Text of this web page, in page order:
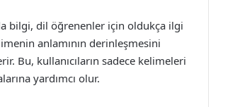
bilgi, dil öğrenenler için oldukça ilgi
anlamının derinleşmesini
Bu, kullanıcıların sadece kelimeleri
yardımcı olur.